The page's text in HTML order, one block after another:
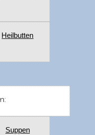
Heilbutten
Suppen